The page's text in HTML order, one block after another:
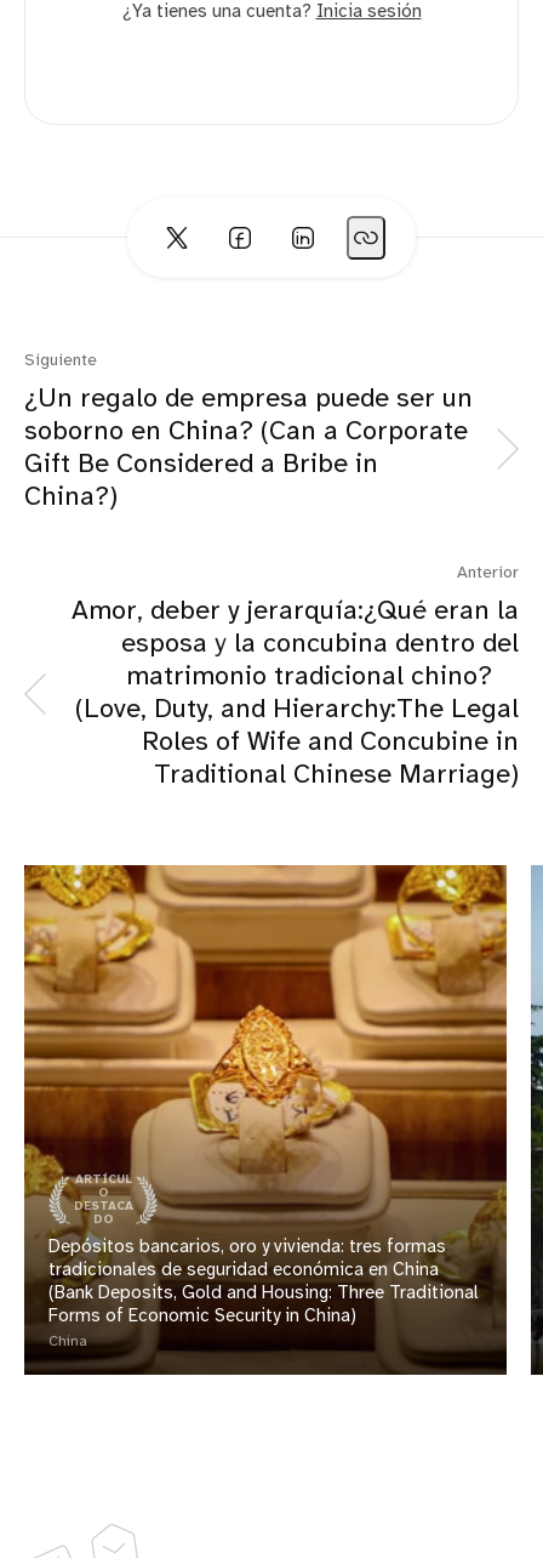
¿Ya tienes una cuenta? Inicia sesión
Siguiente
¿Un regalo de empresa puede ser un
soborno en China? (Can a Corporate
Gift Be Considered a Bribe in
China?)
Anterior
Amor, deber y jerarquía:¿Qué eran la
esposaｙla concubina dentro del
matrimonio tradicional chino?
(Love, Duty, and Hierarchy:The Legal
Roles of Wife and Concubine in
Traditional Chinese Marriage)
ARTÍCUL
O
DESTACA
DO
Depósitos bancarios, oro y vivienda: tres formas
tradicionales de seguridad económica en China
(Bank Deposits, Gold and Housing: Three Traditional
Forms of Economic Security in China)
China